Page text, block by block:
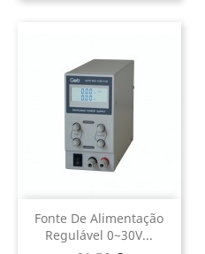
Fonte De Alimentação
Regulável 0~30V...